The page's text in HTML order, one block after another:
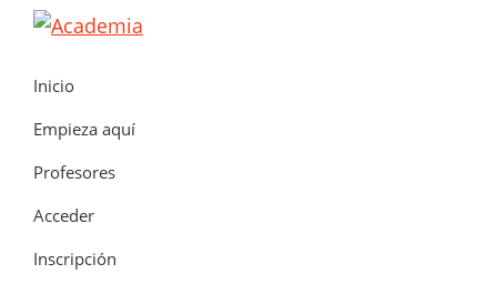
Saltar
principal
Saltar
contenido
Saltar
página
de
Seguretat
Incendis
Inicio
Empieza aquí
Profesores
Acceder
Inscripción